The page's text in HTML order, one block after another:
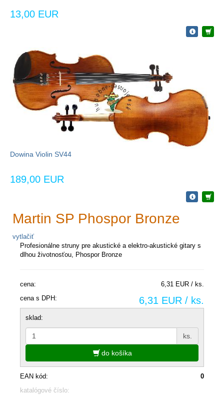
13,00 EUR
Dowina Violin SV44
189,00 EUR
Martin SP Phospor Bronze
vytlačiť
Profesionálne struny pre akustické a elektro-akustické gitary s
dlhou životnosťou, Phospor Bronze
cena:
6,31 EUR / ks.
cena s DPH:
6,31 EUR / ks.
sklad:
ks.
do košíka
EAN kód:
0
katalógové číslo: